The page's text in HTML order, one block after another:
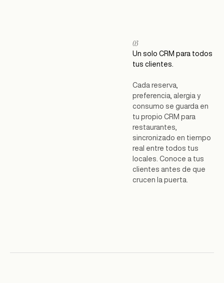
03
Un solo CRM para todos
tus clientes.
Cada reserva,
preferencia, alergia y
consumo se guarda en
tu propio CRM para
restaurantes,
sincronizado en tiempo
real entre todos tus
locales. Conoce a tus
clientes antes de que
crucen la puerta.